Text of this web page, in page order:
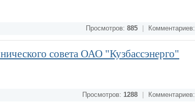
Просмотров: 885 Комментариев:
совета ОАО "Кузбассэнерго"
Просмотров: 1288 Комментариев: